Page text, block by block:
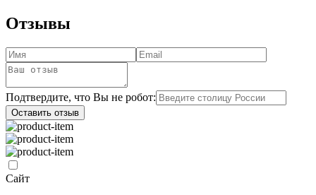
Отзывы
Подтвердите, что Вы не робот:
Оставить отзыв
Сайт